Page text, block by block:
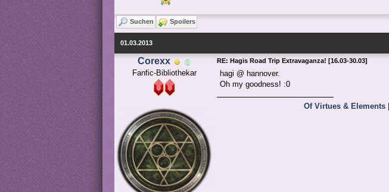
Suchen Spoilers
01.03.2013
Corexx
Fanfic-Bibliothekar
RE: Hagis Road Trip Extravaganza! [16.03-30.03]
hagi @ hannover.
Oh my goodness! :0
Of Virtues & Elements|